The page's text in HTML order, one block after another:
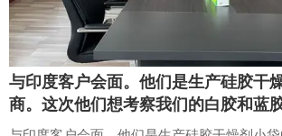
与印度客户会面。他们是生产硅胶干
商。这次他们想考察我们的白胶和蓝胶